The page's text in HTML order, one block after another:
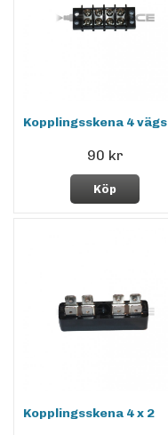
Kopplingsskena 4 vägs
90 kr
Köp
Kopplingsskena 4 x 2